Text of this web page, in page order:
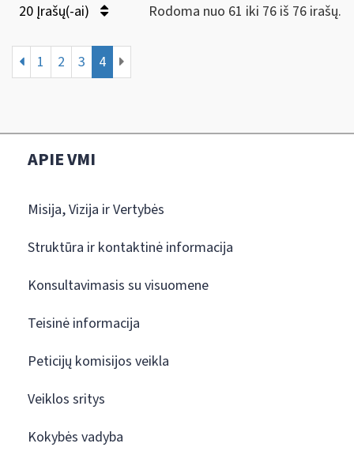
20 Įrašų(-ai) Rodoma nuo 61 iki 76 iš 76 irašų.
1 2 3 4
APIE VMI
Misija, Vizija ir Vertybės
Struktūra ir kontaktinė informacija
Konsultavimasis su visuomene
Teisinė informacija
Peticijų komisijos veikla
Veiklos sritys
Kokybės vadyba